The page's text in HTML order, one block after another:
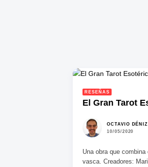
RESEÑAS
El Gran Tarot
OCTAVIO DÉNIZ
10/05/2020
Una obra que
vasca. Creadores: